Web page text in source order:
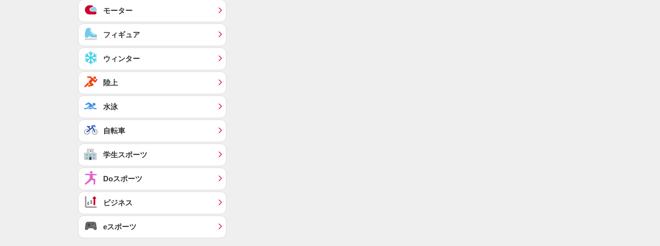
モーター
フィギュア
ウィンター
陸上
水泳
自転車
学生スポーツ
Doスポーツ
ビジネス
eスポーツ